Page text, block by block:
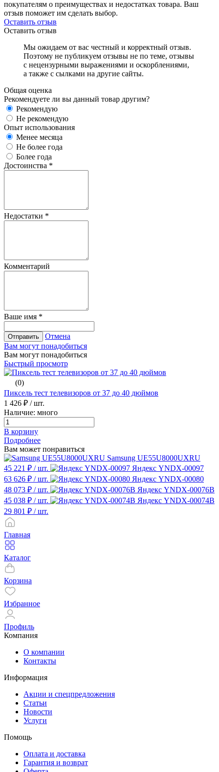
покупателям о преимуществах и недостатках товара. Ваш
отзыв поможет им сделать выбор.
Оставить отзыв
Оставить отзыв
Мы ожидаем от вас честный и корректный отзыв.
Поэтому не публикуем отзывы не по теме, отзывы
с нецензурными выражениями и оскорблениями,
а также с сылками на другие сайты.
Общая оценка
Рекомендуете ли вы данный товар другим?
Рекомендую
Не рекомендую
Опыт использования
Менее месяца
Не более года
Более года
Достоинства *
Недостатки *
Комментарий
Ваше имя *
Отправить
Отмена
Вам могут понадобиться
Вам могут понадобиться
Быстрый просмотр
(0)
Пиксель тест телевизоров от 37 до 40 дюймов
1 426 ₽ / шт.
Наличие: много
В корзину
Подробнее
Вам может понравиться
Samsung UE55U8000UXRU
45 221 ₽ / шт.
Яндекс YNDX-00097
63 626 ₽ / шт.
Яндекс YNDX-00080
48 073 ₽ / шт.
Яндекс YNDX-00076B
45 038 ₽ / шт.
Яндекс YNDX-00074B
29 801 ₽ / шт.
Главная
Каталог
Корзина
Избранное
Профиль
Компания
О компании
Контакты
Информация
Акции и спецпредложения
Статьи
Новости
Услуги
Помощь
Оплата и доставка
Гарантия и возврат